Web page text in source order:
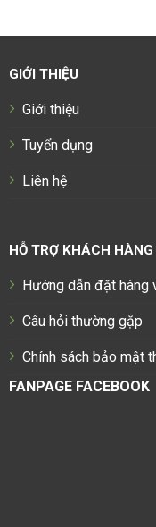
GIỚI THIỆU
Giới thiệu
Tuyển dụng
Liên hệ
HỖ TRỢ KHÁCH HÀNG
Hướng dẫn đặt hàng
Câu hỏi thường gặp
Chính sách bảo mật
FANPAGE FACEBOOK